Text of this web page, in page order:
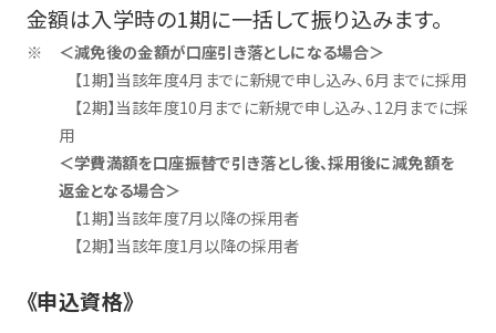
金額は入学時の1期に一括して振り込みます。
＜減免後の金額が口座引き落としになる場合＞
【1期】当該年度4月までに新規で申し込み、6月までに採用
【2期】当該年度10月までに新規で申し込み、12月までに採
用
＜学費満額を口座振替で引き落とし後、採用後に減免額を
返金となる場合＞
【1期】当該年度7月以降の採用者
【2期】当該年度1月以降の採用者
《申込資格》